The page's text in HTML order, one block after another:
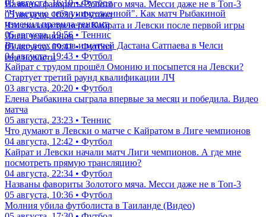
Названы фавориты Золотого мяча. Месси даже не в Топ-3
05 августа, 10:36 • Футбол
Что сказали тренеры Кайрата и Левски после первой игры
Лиги чемпионов
05 августа, 09:41 • Футбол
еще новости
03 августа, 16:10 • Футбол
"Чувствую себя уничтоженной". Как матч Рыбакиной
изменил правила тенниса
05 августа, 19:56 • Теннис
Видео всех голов и матчей Дастана Сатпаева в Челси
04 августа, 19:43 • Футбол
Кайрат с трудом прошёл Омонию и посыпется на Левски?
Стартует третий раунд квалификации ЛЧ
03 августа, 20:20 • Футбол
Елена Рыбакина сыграла впервые за месяц и победила. Видео
матча
05 августа, 23:23 • Теннис
Что думают в Левски о матче с Кайратом в Лиге чемпионов
04 августа, 12:42 • Футбол
Кайрат и Левски начали матч Лиги чемпионов. А где мне
посмотреть прямую трансляцию?
04 августа, 22:34 • Футбол
Названы фавориты Золотого мяча. Месси даже не в Топ-3
05 августа, 10:36 • Футбол
Молния убила футболиста в Таиланде (Видео)